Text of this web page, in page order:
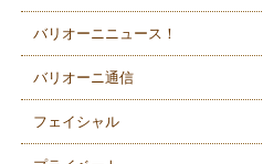
バリオーニニュース！
バリオーニ通信
フェイシャル